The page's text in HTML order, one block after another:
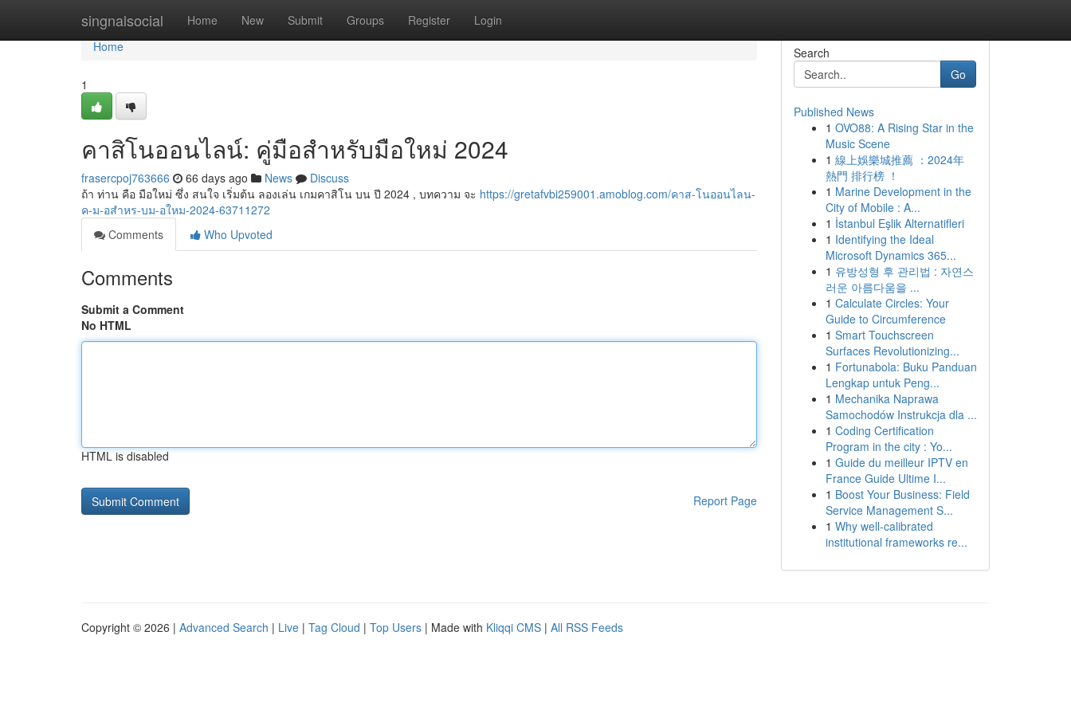
singnalsocial Home New Submit Groups Register Login
Home
Home
1
คาสิโนออนไลน์: คู่มือสำหรับมือใหม่ 2024
frasercpoj763666 66 days ago News
Discuss
ถ้า ท่าน คือ มือใหม่ ซึ่ง สนใจ เริ่มต้น ลองเล่น เกมคาสิโน บน ปี 2024 , บทความ จะ https://gretafvbi259001.amoblog.com/คาส-โนออนไลน-
ค-ม-อสำหร-บม-อใหม-2024-63711272
Comments
Who Upvoted
Comments
Submit a Comment
No HTML
HTML is disabled
Report Page
Search
Go
Published News
1 OVO88: A Rising Star in the
Music Scene
1 線上娛樂城推薦 ：2024年
熱門 排行榜 ！
1 Marine Development in the
City of Mobile : A...
1 İstanbul Eşlik Alternatifleri
1 Identifying the Ideal
Microsoft Dynamics 365...
1 유방성형 후 관리법 : 자연스
러운 아름다움을 ...
1 Calculate Circles: Your
Guide to Circumference
1 Smart Touchscreen
Surfaces Revolutionizing...
1 Fortunabola: Buku Panduan
Lengkap untuk Peng...
1 Mechanika Naprawa
Samochodów Instrukcja dla ...
1 Coding Certification
Program in the city : Yo...
1 Guide du meilleur IPTV en
France Guide Ultime I...
1 Boost Your Business: Field
Service Management S...
1 Why well-calibrated
institutional frameworks re...
Copyright © 2026 | Advanced Search | Live | Tag Cloud | Top Users | Made with Kliqqi CMS | All RSS Feeds